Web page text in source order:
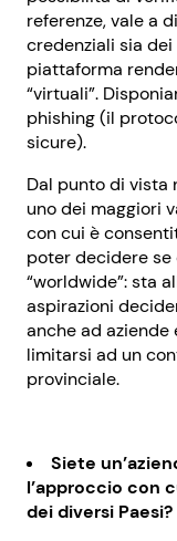
referenze, vale a
credenziali sia
piattaforma
“virtuali”.
phishing (il
sicure).
Dal punto di vista
uno dei maggiori
con cui è
poter decidere se
“worldwide”: sta
aspirazioni
anche ad aziende
limitarsi ad un
provinciale.
Siete
l’approccio con
dei diversi